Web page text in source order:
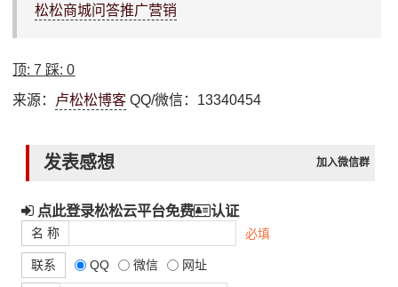
松松商城问答推广营销
顶:7 踩:0
来源： 卢松松博客 QQ/微信：13340454
发表感想 加入微信群
点此登录松松云平台免费 认证
名 称 必填
联系 QQ 微信 网址